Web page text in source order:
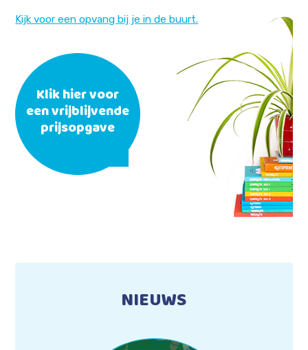
Kijk voor een opvang bij je in de buurt.
Klik hier voor
een vrijblijvende
prijsopgave
NIEUWS